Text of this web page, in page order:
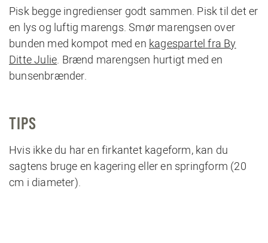
Pisk begge ingredienser godt sammen. Pisk til det er
en lys og luftig marengs. Smør marengsen over
bunden med kompot med en kagespartel fra By
Ditte Julie. Brænd marengsen hurtigt med en
bunsenbrænder.
TIPS
Hvis ikke du har en firkantet kageform, kan du
sagtens bruge en kagering eller en springform (20
cm i diameter).